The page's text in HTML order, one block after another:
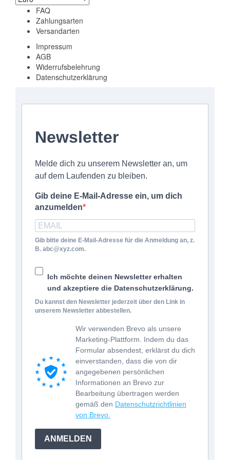
FAQ
Zahlungsarten
Versandarten
Impressum
AGB
Widerrufsbelehrung
Datenschutzerklärung
Newsletter
Melde dich zu unserem Newsletter an, um
auf dem Laufenden zu bleiben.
Gib deine E-Mail-Adresse ein, um dich
anzumelden
Gib bitte deine E-Mail-Adresse für die Anmeldung an, z.
B. abc@xyz.com.
Ich möchte deinen Newsletter erhalten
und akzeptiere die Datenschutzerklärung.
Du kannst den Newsletter jederzeit über den Link in
unserem Newsletter abbestellen.
Wir verwenden Brevo als unsere
Marketing-Plattform. Indem du das
Formular absendest, erklärst du dich
einverstanden, dass die von dir
angegebenen persönlichen
Informationen an Brevo zur
Bearbeitung übertragen werden
gemäß den Datenschutzrichtlinien
von Brevo.
ANMELDEN